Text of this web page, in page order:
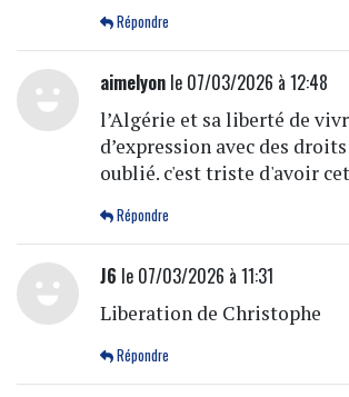
Répondre
aimelyonle 07/03/2026 à 12:48
l’Algérie et sa liberté de
d’expression avec des
oublié. c'est triste d'avoir
Répondre
J6 le 07/03/2026 à 11:31
Liberation de Christophe
Répondre